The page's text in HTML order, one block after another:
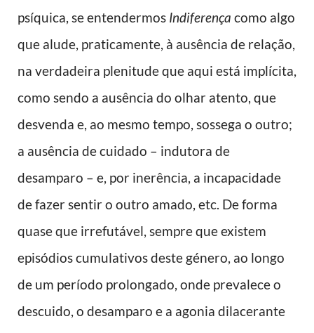
psíquica, se entendermos Indiferença como algo
que alude, praticamente, à ausência de relação,
na verdadeira plenitude que aqui está implícita,
como sendo a ausência do olhar atento, que
desvenda e, ao mesmo tempo, sossega o outro;
a ausência de cuidado – indutora de
desamparo – e, por inerência, a incapacidade
de fazer sentir o outro amado, etc. De forma
quase que irrefutável, sempre que existem
episódios cumulativos deste género, ao longo
de um período prolongado, onde prevalece o
descuido, o desamparo e a agonia dilacerante